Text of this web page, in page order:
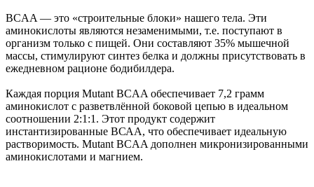
BCAA — это «строительные блоки» нашего тела. Эти
аминокислоты являются незаменимыми, т.е. поступают в
организм только с пищей. Они составляют 35% мышечной
массы, стимулируют синтез белка и должны присутствовать в
ежедневном рационе бодибилдера.
Каждая порция Mutant BCAA обеспечивает 7,2 грамм
аминокислот с разветвлённой боковой цепью в идеальном
соотношении 2:1:1. Этот продукт содержит
инстантизированные ВСАА, что обеспечивает идеальную
растворимость. Mutant BCAA дополнен микронизированными
аминокислотами и магнием.